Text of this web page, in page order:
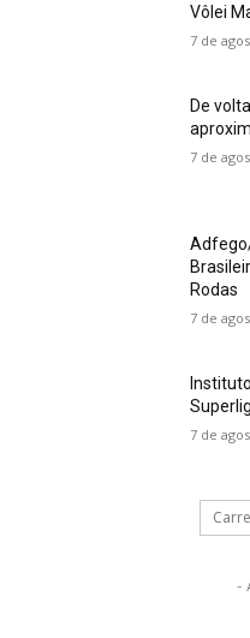
Vôlei
7 de
De
7 de
Rodas
7 de
7 de
-